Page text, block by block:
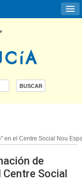
en el Centre Social Nou
de
Centre Social